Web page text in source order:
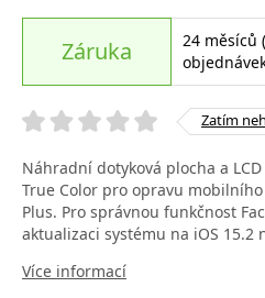
Záruka
24 měsíců
Zatím
Náhradní dotyková plocha a
True Color pro opravu
Plus. Pro správnou funkčnost
aktualizaci systému na iOS 15.2
Více informací